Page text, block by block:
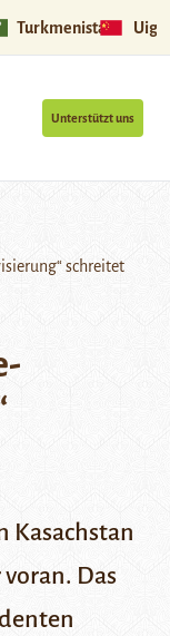
Turkmenistan
Unterstützt uns
schreitet
Kasachstan
Das